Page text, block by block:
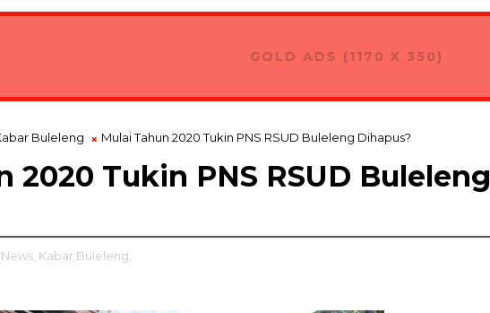
GOLD ADS (1170 X 350)
Buleleng Mulai Tahun 2020 Tukin PNS RSUD Buleleng Dihapus?
2020 Tukin PNS RSUD Buleleng
Kabar Buleleng,